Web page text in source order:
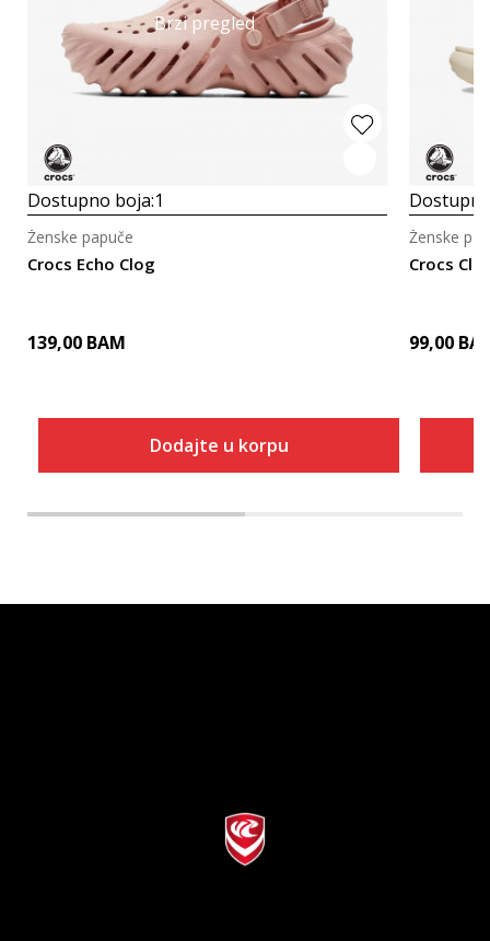
Brzi pregled
Dostupno boja:1
Crocs Echo Clog
Ženske papuče
139,00 BAM
Dodajte u korpu
Crocs
Ženske
99,00